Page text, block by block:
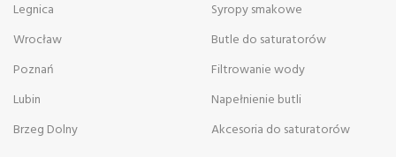
Legnica
Wrocław
Poznań
Lubin
Brzeg Dolny
Syropy smakowe
Butle do saturatorów
Filtrowanie wody
Napełnienie butli
Akcesoria do saturatorów